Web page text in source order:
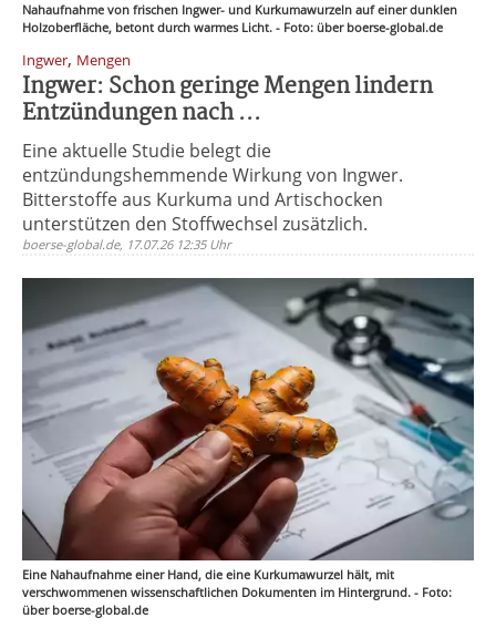
Nahaufnahme von frischen Ingwer- und Kurkumawurzeln auf einer dunklen
Holzoberfläche, betont durch warmes Licht. - Foto: über boerse-global.de
Ingwer, Mengen
Ingwer: Schon geringe Mengen lindern
Entzündungen nach ...
Eine aktuelle Studie belegt die
entzündungshemmende Wirkung von Ingwer.
Bitterstoffe aus Kurkuma und Artischocken
unterstützen den Stoffwechsel zusätzlich.
boerse-global.de, 17.07.26 12:35 Uhr
Eine Nahaufnahme einer Hand, die eine Kurkumawurzel hält, mit
verschwommenen wissenschaftlichen Dokumenten im Hintergrund. - Foto:
über boerse-global.de